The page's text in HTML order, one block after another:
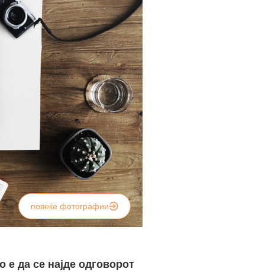
повеќе фотографии
е да се најде одговорот